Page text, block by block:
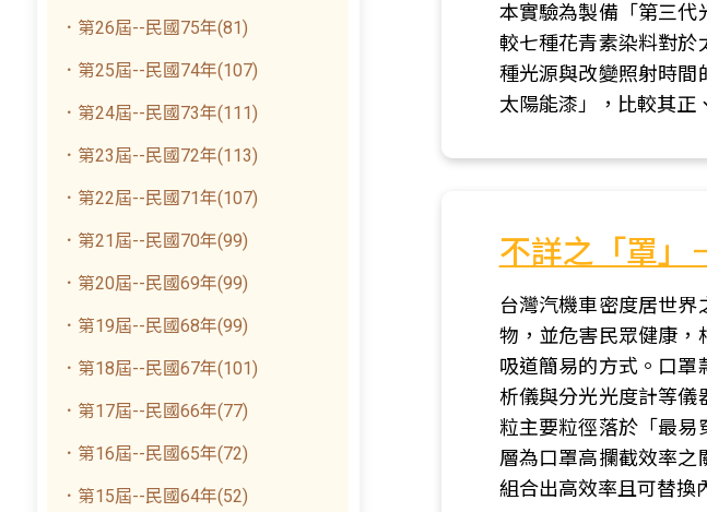
．第26屆--民國75年(81)
．第25屆--民國74年(107)
．第24屆--民國73年(111)
．第23屆--民國72年(113)
．第22屆--民國71年(107)
．第21屆--民國70年(99)
．第20屆--民國69年(99)
．第19屆--民國68年(99)
．第18屆--民國67年(101)
．第17屆--民國66年(77)
．第16屆--民國65年(72)
．第15屆--民國64年(52)
本實驗為製備「第三代
較七種花青素染料對於
種光源與改變照射時間
太陽能漆」，比較其正
不詳之「罩」
台灣汽機車密度居世
物，並危害民眾健康，
吸道簡易的方式。口
析儀與分光光度計等儀
粒主要粒徑落於「最易
層為口罩高攔截效率
組合出高效率且可替換